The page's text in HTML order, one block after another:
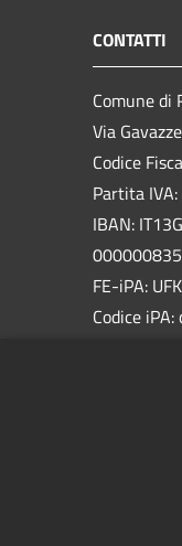
CONTATTI
Comune di
Via
Codice
Partita
IBAN:
FE-iPA:
Codice